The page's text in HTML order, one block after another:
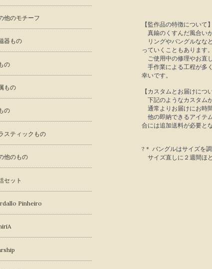
【監作品の特徴について】
真鍮のくすんだ風合い
リングやバングルなな
っていくこともあります
ご使用中の修理やお直
手作業による工程が多
幸いです。
【カスタムとお届けにつ
下記のようなカスタム
通常よりお届けにお時
他の即納できるアイテ
合には追加送料が必要と
?＊ バングルはサイズを
サイズ直しに２週間ほ
他のモチーフ
器もの
の
もの
の
スティックもの
他のもの
セット
Pinheiro